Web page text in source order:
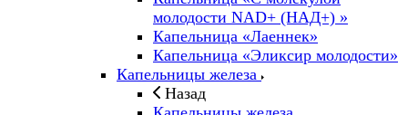
молодости NAD+ (НАД+) »
Капельница «Лаеннек»
Капельница «Эликсир молодости»
Капельницы железа
Назад